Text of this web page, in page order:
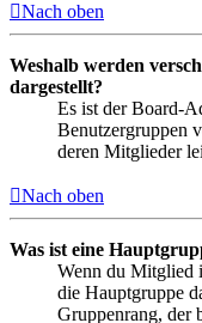
Nach oben
Weshalb werden
dargestellt?
Es ist der Board-
Benutzergruppen
deren Mitglieder
Nach oben
Was ist eine
Wenn du Mitglied
die Hauptgruppe
Gruppenrang, der